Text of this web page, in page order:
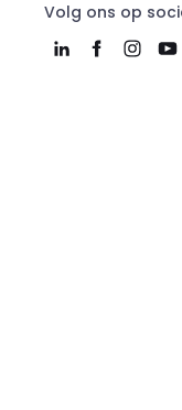
Volg ons op